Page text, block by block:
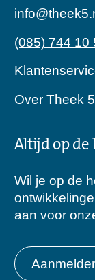
(085) 744 10
Over Theek 5
Altijd op de
Wil je op de
aan voor